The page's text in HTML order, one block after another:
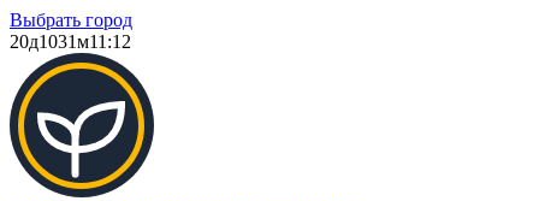
Выбрать город
20д1031м11:12